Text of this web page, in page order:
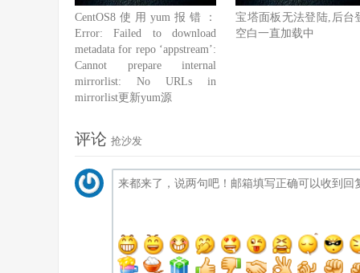
CentOS8使用yum报错：
Error: Failed to download
metadata for repo ‘appstream’:
Cannot prepare internal
mirrorlist: No URLs in
mirrorlist更新yum源
宝塔面板无法登陆,后台
空白一直加载中
评论 抢沙发